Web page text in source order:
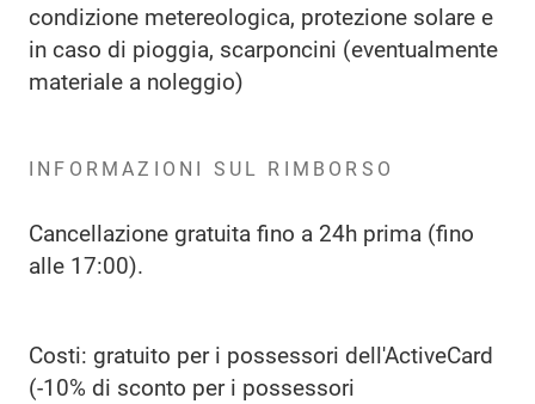
condizione metereologica, protezione solare e
in caso di pioggia, scarponcini (eventualmente
materiale a noleggio)
INFORMAZIONI SUL RIMBORSO
Cancellazione gratuita fino a 24h prima (fino
alle 17:00).
Costi: gratuito per i possessori dell'ActiveCard
(-10% di sconto per i possessori